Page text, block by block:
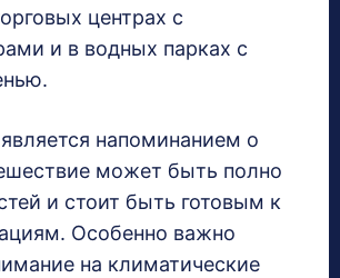
центрах с
и в водных парках с
напоминанием о
может быть полно
и стоит быть готовым к
Особенно важно
на климатические